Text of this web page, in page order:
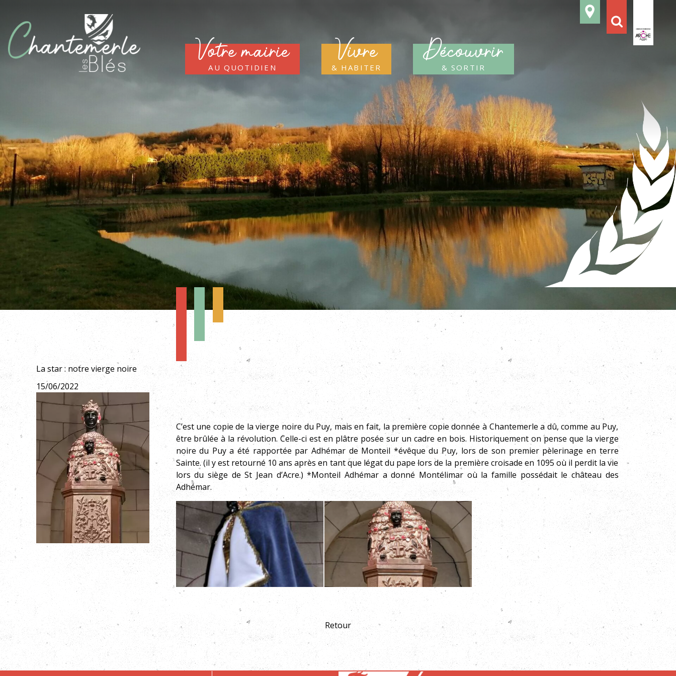
Votre mairie
au quotidien
Vivre
& habiter
Découvrir
& sortir
La star : notre vierge noire
15/06/2022
C’est une copie de la vierge noire du Puy, mais en fait, la première copie donnée à Chantemerle a dû, comme au Puy,
être brûlée à la révolution. Celle-ci est en plâtre posée sur un cadre en bois. Historiquement on pense que la vierge
noire du Puy a été rapportée par Adhémar de Monteil *évêque du Puy, lors de son premier pèlerinage en terre
Sainte. (il y est retourné 10 ans après en tant que légat du pape lors de la première croisade en 1095 où il perdit la vie
lors du siège de St Jean d’Acre.) *Monteil Adhémar a donné Montélimar où la famille possédait le château des
Adhémar.
Retour